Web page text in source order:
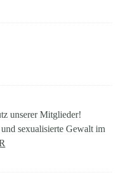
unserer Mitglieder!
sexualisierte Gewalt im